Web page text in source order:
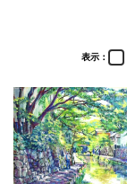
表示：